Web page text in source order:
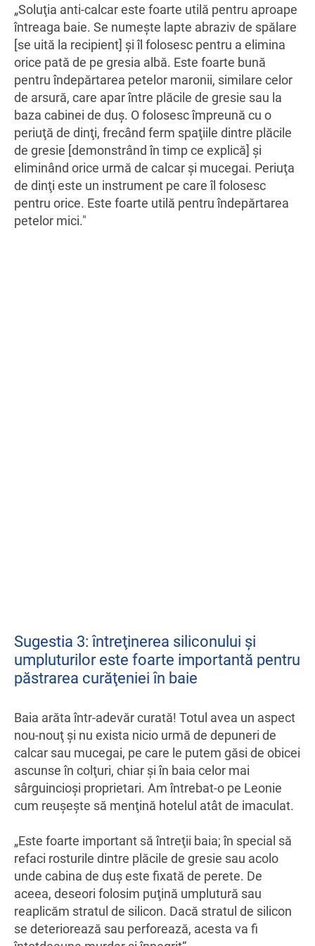
„Soluţia anti-calcar este foarte utilă pentru aproape
întreaga baie. Se numeşte lapte abraziv de spălare
[se uită la recipient] şi îl folosesc pentru a elimina
orice pată de pe gresia albă. Este foarte bună
pentru îndepărtarea petelor maronii, similare celor
de arsură, care apar între plăcile de gresie sau la
baza cabinei de duş. O folosesc împreună cu o
periuţă de dinţi, frecând ferm spaţiile dintre plăcile
de gresie [demonstrând în timp ce explică] şi
eliminând orice urmă de calcar şi mucegai. Periuţa
de dinţi este un instrument pe care îl folosesc
pentru orice. Este foarte utilă pentru îndepărtarea
petelor mici."
Sugestia 3: întreţinerea siliconului şi
umpluturilor este foarte importantă pentru
păstrarea curăţeniei în baie
Baia arăta într-adevăr curată! Totul avea un aspect
nou-nouţ şi nu exista nicio urmă de depuneri de
calcar sau mucegai, pe care le putem găsi de obicei
ascunse în colţuri, chiar şi în baia celor mai
sârguincioşi proprietari. Am întrebat-o pe Leonie
cum reuşeşte să menţină hotelul atât de imaculat.
„Este foarte important să întreţii baia; în special să
refaci rosturile dintre plăcile de gresie sau acolo
unde cabina de duş este fixată de perete. De
aceea, deseori folosim puţină umplutură sau
reaplicăm stratul de silicon. Dacă stratul de silicon
se deteriorează sau perforează, acesta va fi